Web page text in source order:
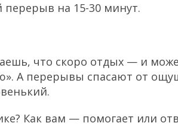
на 15-30 минут.
что скоро отдых — и
А перерывы спасают от
Как вам — помогает или